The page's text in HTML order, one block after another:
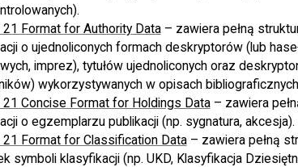
21 Format for Authority Data– zawiera pełną
o ujednoliconych formach deskryptorów (lub
imprez), tytułów ujednoliconych oraz
wykorzystywanych w opisach
21 Concise Format for Holdings Data– zawiera
o egzemplarzu publikacji (np. sygnatura, akcesja).
21 Format for Classification Data– zawiera pełną
symboli klasyfikacji (np. UKD, Klasyfikacja